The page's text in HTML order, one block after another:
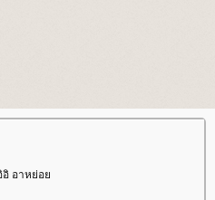
อิ อาหย่อ